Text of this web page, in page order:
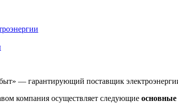
— гарантирующий поставщик
компания осуществляет следующие основные